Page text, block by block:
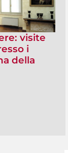
visite
i
della